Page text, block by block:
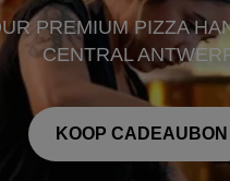
PREMIUM PIZZA
CENTRAL
KOOP CADEAUBON